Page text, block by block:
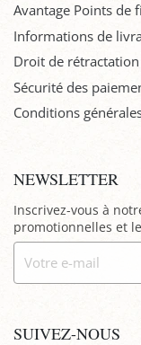
Avantage Points de
Informations de
Droit de rétractation
Sécurité des
Conditions
NEWSLETTER
Inscrivez-vous à
promotionnelles et
SUIVEZ-NOUS